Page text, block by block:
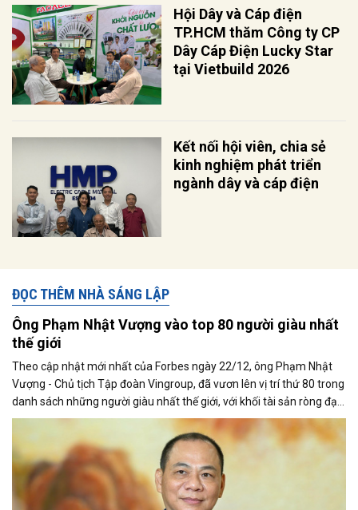
Hội Dây và Cáp điện
TP.HCM thăm Công ty CP
Dây Cáp Điện Lucky Star
tại Vietbuild 2026
Kết nối hội viên, chia sẻ
kinh nghiệm phát triển
ngành dây và cáp điện
ĐỌC THÊM NHÀ SÁNG LẬP
Ông Phạm Nhật Vượng vào top 80 người giàu nhất
thế giới
Theo cập nhật mới nhất của Forbes ngày 22/12, ông Phạm Nhật
Vượng - Chủ tịch Tập đoàn Vingroup, đã vươn lên vị trí thứ 80 trong
danh sách những người giàu nhất thế giới, với khối tài sản ròng đạt
28,2 tỷ USD. So với lần cập nhật trước đó một ngày, tài sản của ông
tăng thêm 1,7 tỷ USD, tương đương 6,22%, đánh dấu mức xếp hạng
cao nhất của ông từ đầu năm 2025 đến nay.